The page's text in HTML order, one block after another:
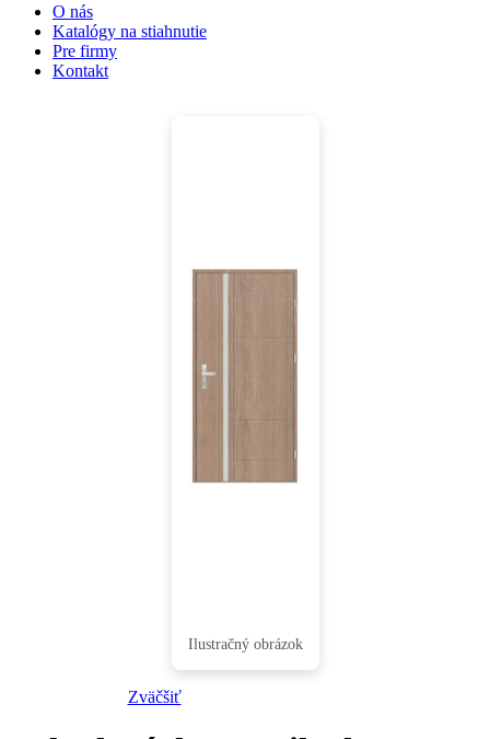
O nás
Katalógy na stiahnutie
Pre firmy
Kontakt
Zväčšiť